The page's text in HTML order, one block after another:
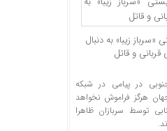
«سرباز زیبا» به دنبال
و قاتل
در پیامی در شبکه
هرگز فراموش نخواهد
توسط سربازان ظاهرا